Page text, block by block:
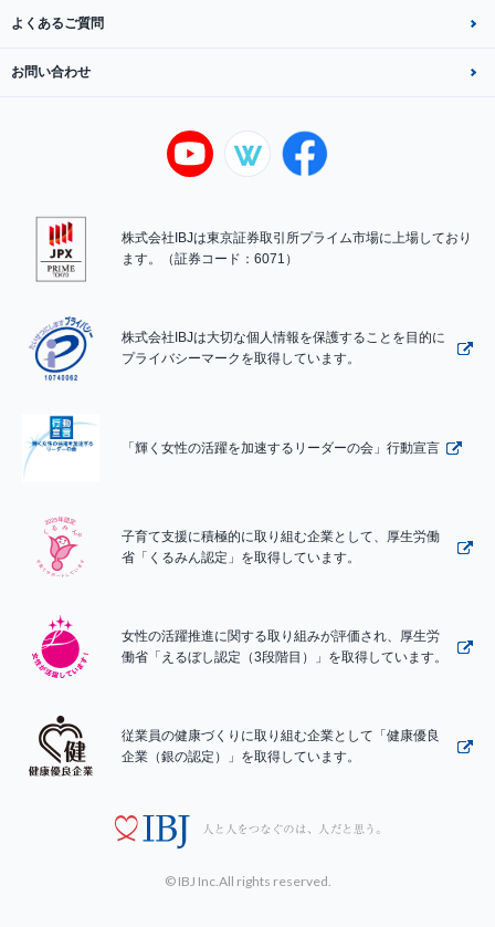
よくあるご質問
お問い合わせ
株式会社IBJは東京証券取引所プライム市場に上場しており
ます。（証券コード：6071）
株式会社IBJは大切な個人情報を保護することを目的に
プライバシーマークを取得しています。
「輝く女性の活躍を加速するリーダーの会」行動宣言
子育て支援に積極的に取り組む企業として、厚生労働
省「くるみん認定」を取得しています。
女性の活躍推進に関する取り組みが評価され、厚生労
働省「えるぼし認定（3段階目）」を取得しています。
従業員の健康づくりに取り組む企業として「健康優良
企業（銀の認定）」を取得しています。
© IBJ Inc.All rights reserved.